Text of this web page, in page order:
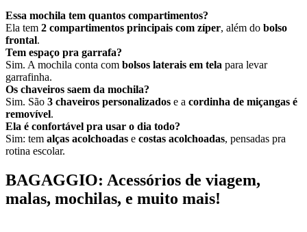
Essa mochila tem quantos compartimentos?
Ela tem 2 compartimentos principais com zíper, além do bolso
frontal.
Tem espaço pra garrafa?
Sim. A mochila conta com bolsos laterais em tela para levar
garrafinha.
Os chaveiros saem da mochila?
Sim. São 3 chaveiros personalizados e a cordinha de miçangas é
removível.
Ela é confortável pra usar o dia todo?
Sim: tem alças acolchoadas e costas acolchoadas, pensadas pra
rotina escolar.
BAGAGGIO: Acessórios de viagem,
malas, mochilas, e muito mais!